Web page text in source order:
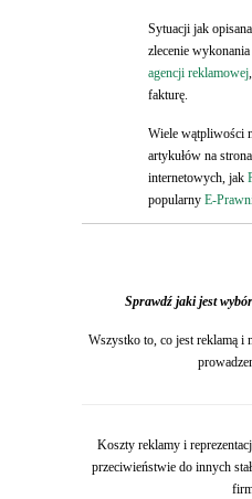
Sytuacji jak
zlecenie
agencji reklamowej
fakturę.
Wiele wątpliwości
artykułów na
internetowych, jak
popularny E-
Sprawdź jaki jest wybór
Wszystko to, co jest reklamą i
Koszty reklamy i
przeciwieństwie do innych